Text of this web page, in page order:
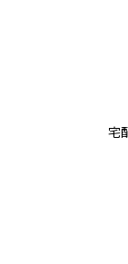
宅